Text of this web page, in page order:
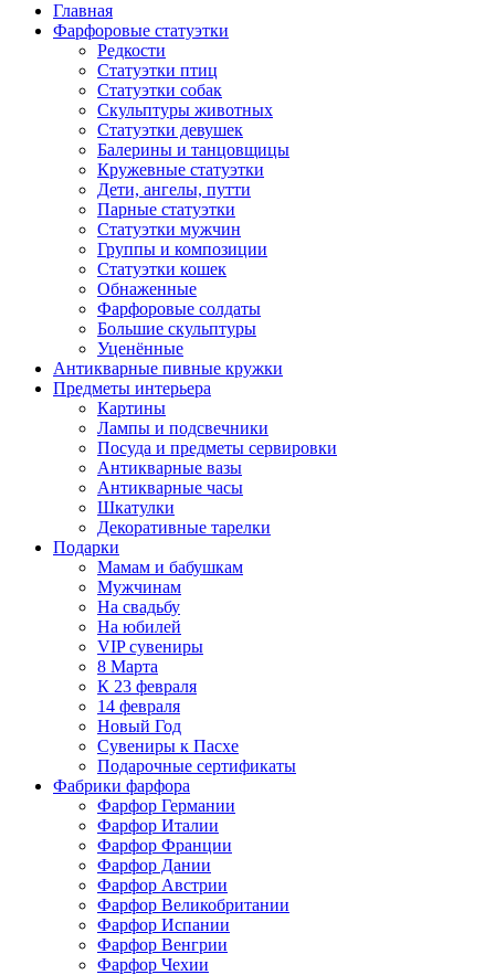
Главная
Фарфоровые статуэтки
Редкости
Cтатуэтки птиц
Cтатуэтки собак
Скульптуры животных
Статуэтки девушек
Балерины и танцовщицы
Кружевные статуэтки
Дети, ангелы, путти
Парные статуэтки
Статуэтки мужчин
Группы и композиции
Статуэтки кошек
Обнаженные
Фарфоровые солдаты
Большие скульптуры
Уценённые
Антикварные пивные кружки
Предметы интерьера
Картины
Лампы и подсвечники
Посуда и предметы сервировки
Антикварные вазы
Антикварные часы
Шкатулки
Декоративные тарелки
Подарки
Мамам и бабушкам
Мужчинам
На свадьбу
На юбилей
VIP сувениры
8 Марта
К 23 февраля
14 февраля
Новый Год
Сувениры к Пасхе
Подарочные сертификаты
Фабрики фарфора
Фарфор Германии
Фарфор Италии
Фарфор Франции
Фарфор Дании
Фарфор Австрии
Фарфор Великобритании
Фарфор Испании
Фарфор Венгрии
Фарфор Чехии